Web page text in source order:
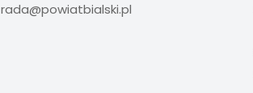
rada@powiatbialski.pl